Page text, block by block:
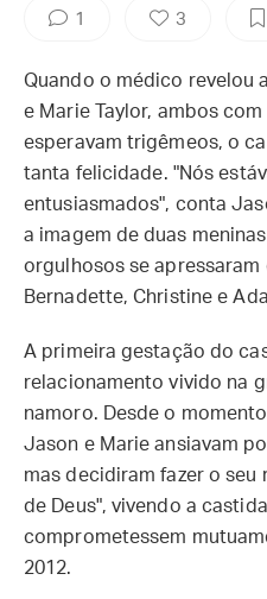
1 3
Quando o médico revelou
e Marie Taylor, ambos
esperavam trigêmeos, o
tanta felicidade. "Nós
entusiasmados", conta
a imagem de duas
orgulhosos se apressaram
Bernadette, Christine e
A primeira gestação do
relacionamento vivido na
namoro. Desde o
Jason e Marie ansiavam
mas decidiram fazer o
de Deus", vivendo a
comprometessem
2012.